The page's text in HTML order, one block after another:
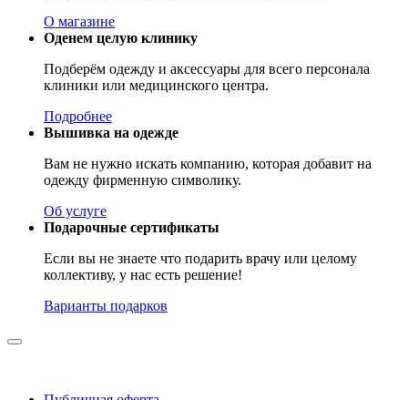
О магазине
Оденем целую клинику
Подберём одежду и аксессуары для всего персонала
клиники или медицинского центра.
Подробнее
Вышивка на одежде
Вам не нужно искать компанию, которая добавит на
одежду фирменную символику.
Об услуге
Подарочные сертификаты
Если вы не знаете что подарить врачу или целому
коллективу, у нас есть решение!
Варианты подарков